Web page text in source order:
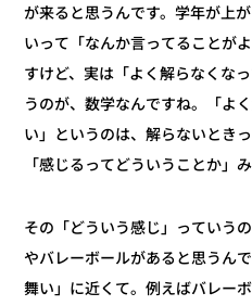
が来ると思うんです。学年が上
いって「なんか言ってることが
すけど、実は「よく解らなくな
うのが、数学なんですね。「よ
い」というのは、解らないとき
「感じるってどういうことか」
その「どういう感じ」っていう
やバレーボールがあると思うん
舞い」に近くて。例えばバレー